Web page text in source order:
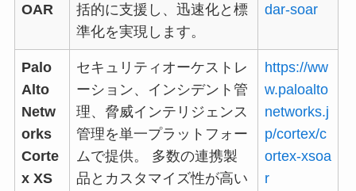
OAR
括的に支援し、迅速化と標
準化を実現します。
dar-soar
Palo
Alto
Netw
orks
Corte
x XS
セキュリティオーケストレ
ーション、インシデント管
理、脅威インテリジェンス
管理を単一プラットフォー
ムで提供。 多数の連携製
品とカスタマイズ性が高い
https://ww
w.paloalto
networks.j
p/cortex/c
ortex-xsoa
r